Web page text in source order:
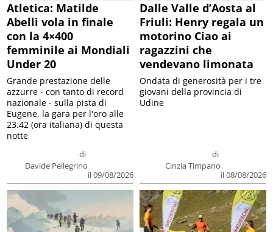
Atletica: Matilde
Abelli vola in finale
con la 4×400
femminile ai Mondiali
Under 20
di
Davide Pellegrino
il 09/08/2026
Grande prestazione delle
azzurre - con tanto di record
nazionale - sulla pista di
Eugene, la gara per l'oro alle
23.42 (ora italiana) di questa
notte
Dalle Valle d’Aosta al
Friuli: Henry regala un
motorino Ciao ai
ragazzini che
vendevano limonata
di
Cinzia Timpano
il 08/08/2026
Ondata di generosità per i tre
giovani della provincia di
Udine